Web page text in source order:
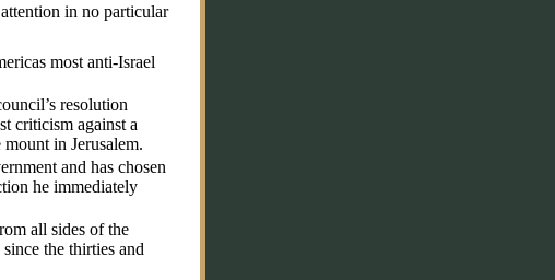
in no particular
most anti-Israel
resolution
criticism against a
in Jerusalem.
and has chosen
he immediately
all sides of the
the thirties and